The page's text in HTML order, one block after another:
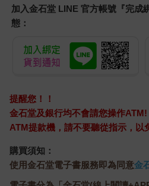
加入金石堂 LINE 官方帳號『完成
態：
提醒您！！
金石堂及銀行均不會請您操作
ATM提款機，請不要聽從指示，以
購買須知：
使用金石堂電子書服務即為同意金